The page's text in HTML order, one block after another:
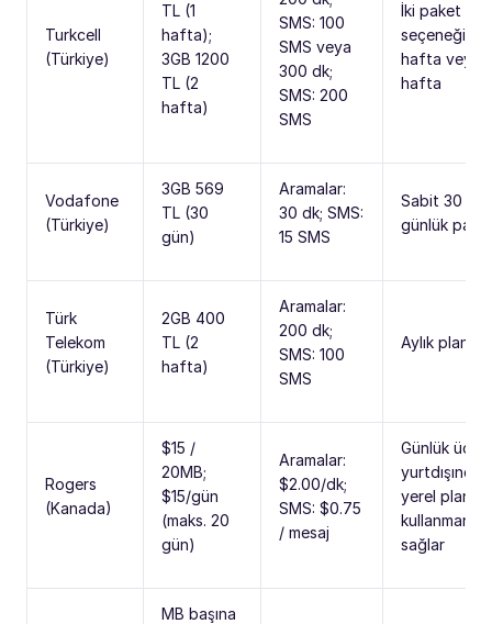
Turkcell
(Türkiye)
TL (1
hafta);
3GB 1200
TL (2
hafta)
SMS: 100
SMS veya
300 dk;
SMS: 200
SMS
İki paket
seçeneği: 1
hafta veya
hafta
Vodafone
(Türkiye)
3GB 569
TL (30
gün)
Aramalar:
30 dk; SMS:
15 SMS
Sabit 30
günlük
Türk
Telekom
(Türkiye)
2GB 400
TL (2
hafta)
Aramalar:
200 dk;
SMS: 100
SMS
Aylık plan
Rogers
(Kanada)
$15 /
20MB;
$15/gün
(maks. 20
gün)
Aramalar:
$2.00/dk;
SMS: $0.75
/ mesaj
Günlük ücret
yurtdışında
yerel planı
kullanmanı
sağlar
MB başına